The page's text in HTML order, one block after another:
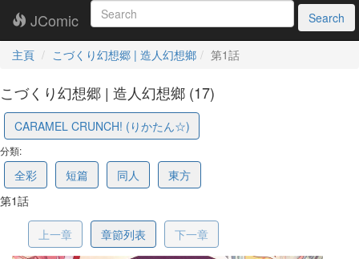
JComic Search
主頁 こづくり幻想郷 | 造人幻想鄉 第1話
こづくり幻想郷 | 造人幻想鄉 (17)
CARAMEL CRUNCH! (りかたん☆)
分類:
全彩 短篇 同人
東方
第1話
上一章 章節列表 下一章